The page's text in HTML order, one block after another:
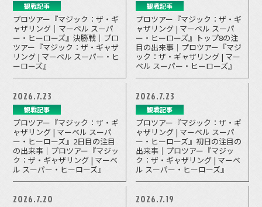
観戦記事
プロツアー『マジック：ザ・ギ
ャザリング｜マーベル スーパ
ー・ヒーローズ』決勝戦｜プロ
ツアー『マジック：ザ・ギャザ
リング | マーベル スーパー・ヒ
ーローズ』
観戦記事
プロツアー『マジック：ザ・ギ
ャザリング | マーベル スーパ
ー・ヒーローズ』トップ8の注
目の出来事｜プロツアー『マジ
ック：ザ・ギャザリング | マー
ベル スーパー・ヒーローズ』
2026.7.23
観戦記事
プロツアー『マジック：ザ・ギ
ャザリング | マーベル スーパ
ー・ヒーローズ』2日目の注目
の出来事｜プロツアー『マジッ
ク：ザ・ギャザリング | マーベ
ル スーパー・ヒーローズ』
2026.7.23
観戦記事
プロツアー『マジック：ザ・ギ
ャザリング | マーベル スーパ
ー・ヒーローズ』初日の注目の
出来事｜プロツアー『マジッ
ク：ザ・ギャザリング | マーベ
ル スーパー・ヒーローズ』
2026.7.20 2026.7.19